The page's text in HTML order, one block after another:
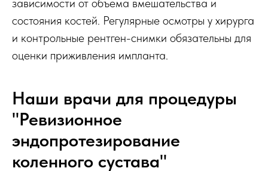
состояния костей. Регулярные осмотры у хирурга
и контрольные рентген-снимки обязательны для
оценки приживления импланта.
Наши врачи для процедуры
"Ревизионное
эндопротезирование
коленного сустава"